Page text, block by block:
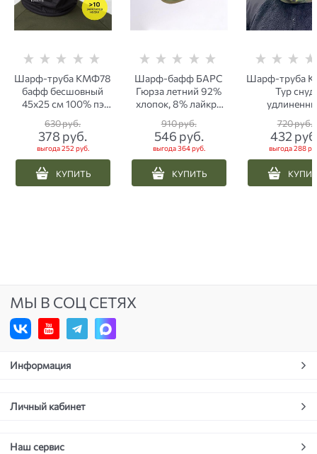
Шарф-труба КМФ78
бафф бесшовный
45х25 см 100% пэ
красный
630 руб.
378 руб.
выгода252 руб.
КУПИТЬ
Шарф-бафф БАРС
Гюрза летний 92%
хлопок, 8% лайкра
910 руб.
546 руб.
выгода364 руб.
КУПИТЬ
Шарф-труба
Тур снуд
720 руб.
432
выгода288
МЫ В СОЦ СЕТЯХ
Информация
Личный кабинет
Наш сервис